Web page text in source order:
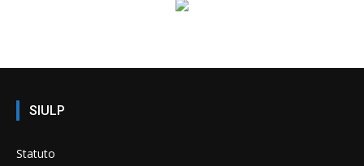
SIULP
Statuto